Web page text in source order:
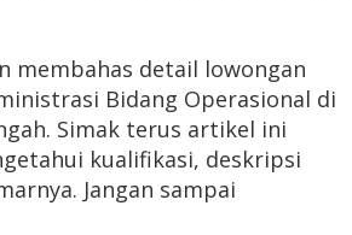
membahas detail lowongan
Bidang Operasional di
Simak terus artikel ini
kualifikasi, deskripsi
Jangan sampai